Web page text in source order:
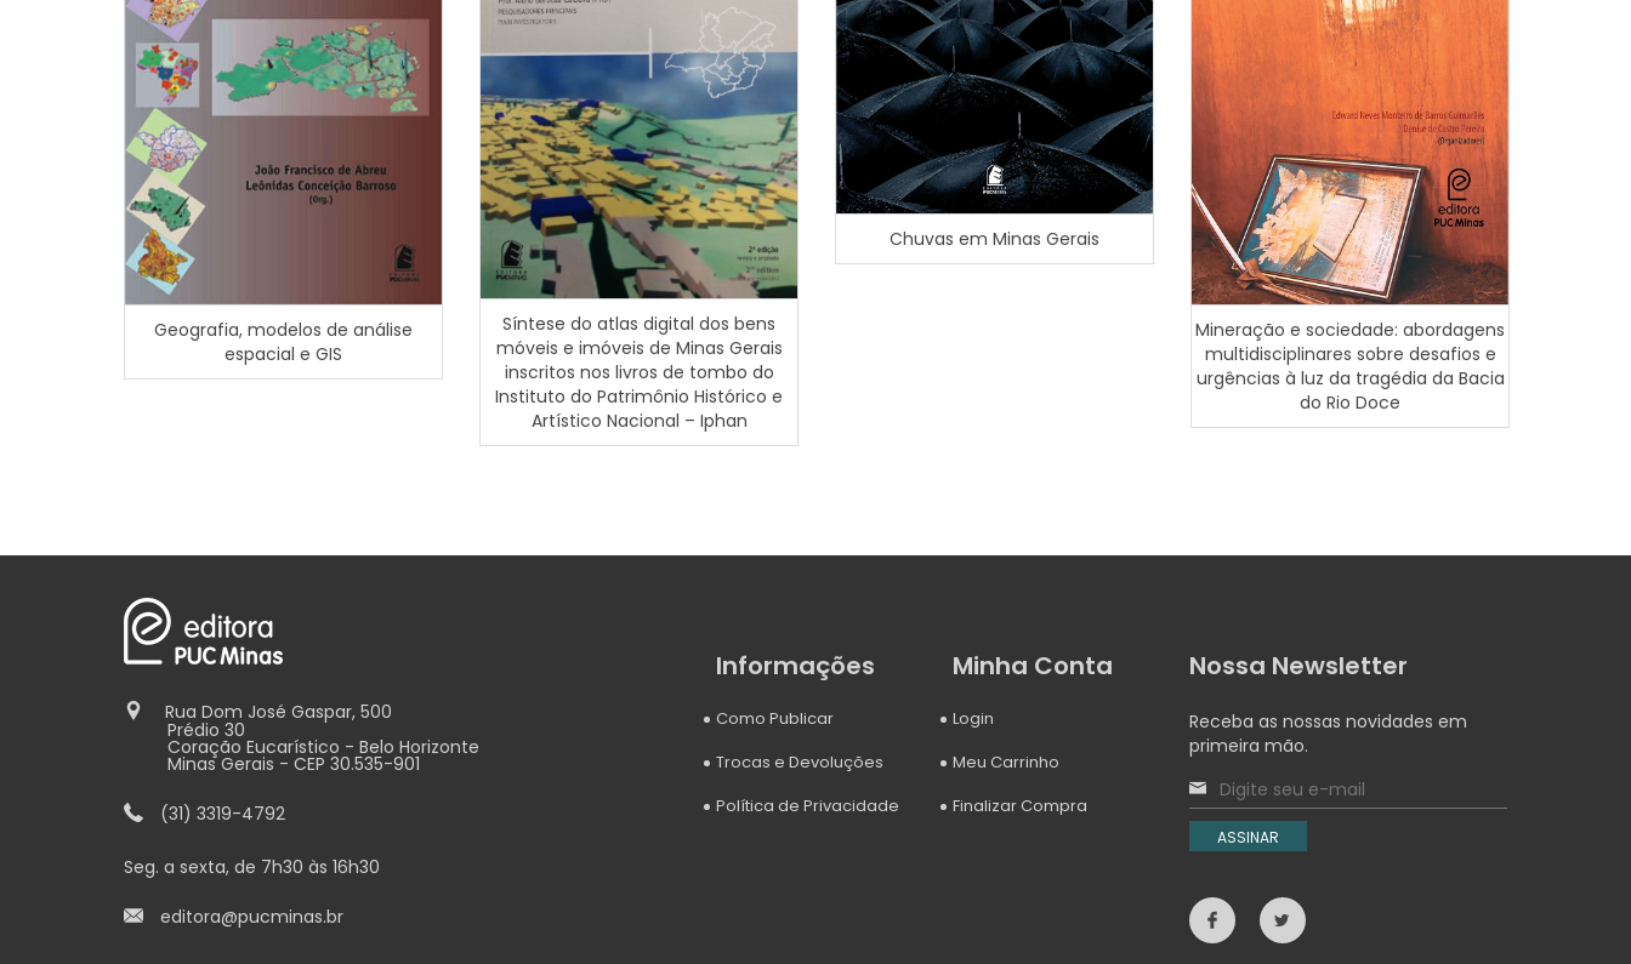
Geografia, modelos de análise
espacial e GIS
Síntese do atlas digital dos bens
móveis e imóveis de Minas Gerais
inscritos nos livros de tombo do
Instituto do Patrimônio Histórico e
Artístico Nacional – Iphan
Chuvas em Minas Gerais
Mineração e sociedade: abordagens
multidisciplinares sobre desafios e
urgências à luz da tragédia da Bacia
do Rio Doce
Rua Dom José Gaspar, 500
Prédio 30
Coração Eucarístico - Belo Horizonte
Minas Gerais - CEP 30.535-901
(31) 3319-4792
Seg. a sexta, de 7h30 às 16h30
editora@pucminas.br
Informações
Como Publicar
Trocas e Devoluções
Política de Privacidade
Minha Conta
Login
Meu Carrinho
Finalizar Compra
Nossa Newsletter
Receba as nossas novidades em
primeira mão.
ASSINAR